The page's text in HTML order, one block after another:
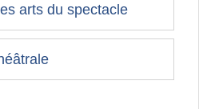
arts du spectacle